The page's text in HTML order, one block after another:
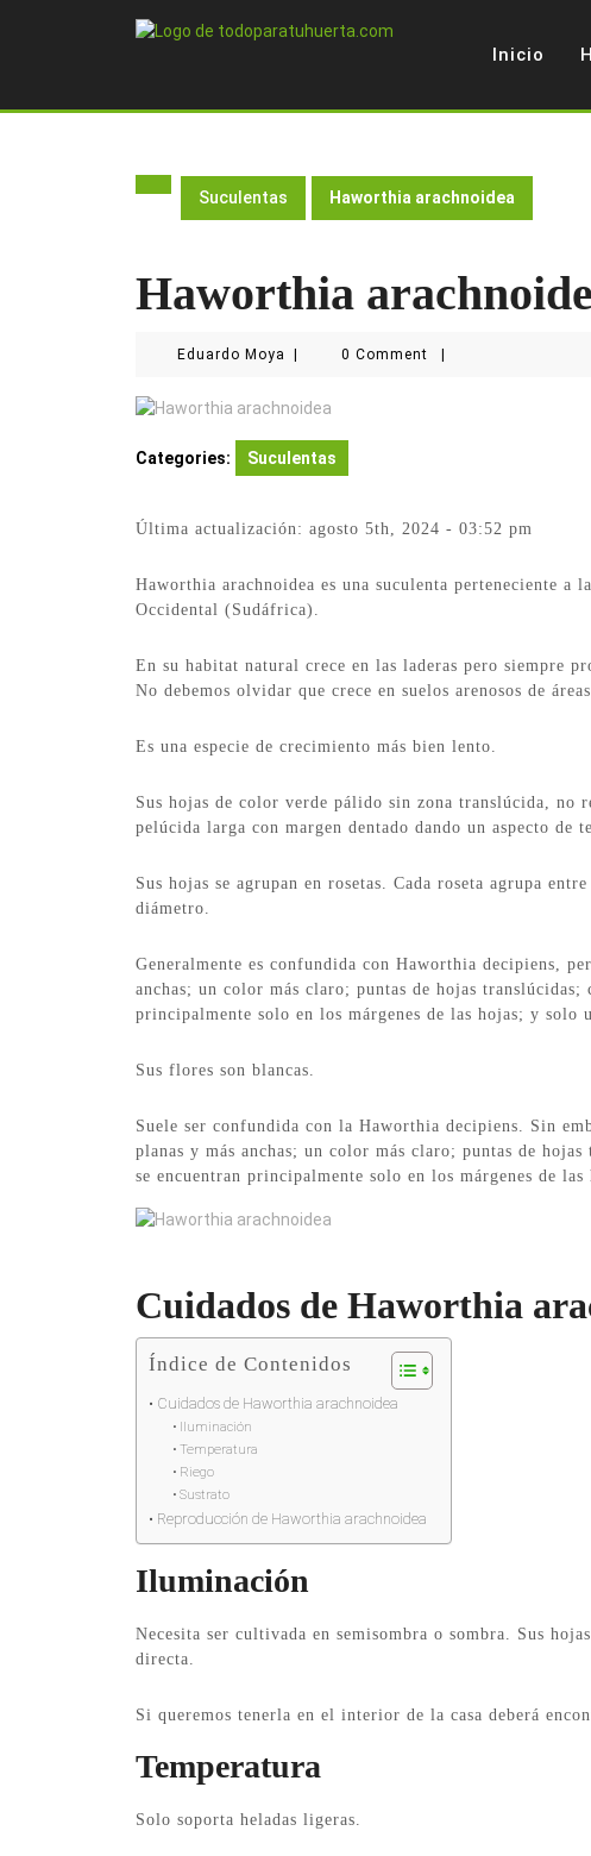
Inicio
Suculentas Haworthia arachnoidea
Haworthia
Eduardo Moya Eduardo0 Comment
Categories: Suculentas
Última actualización: agosto 5th, 2024 - 03:52 pm
Haworthia arachnoidea es una suculenta perteneciente a
Occidental (Sudáfrica).
En su habitat natural crece en las laderas pero siempre
No debemos olvidar que crece en suelos arenosos de áreas
Es una especie de crecimiento más bien lento.
Sus hojas de color verde pálido sin zona translúcida, no
pelúcida larga con margen dentado dando un​ aspecto de
Sus hojas se agrupan en rosetas. Cada roseta agrupa
diámetro.
Generalmente es confundida con Haworthia decipiens,
anchas; un color más claro; puntas de hojas translúcidas;
principalmente solo en los márgenes de las hojas; y solo
Sus flores son blancas.
Suele ser confundida con la Haworthia decipiens. Sin
planas y más anchas; un color más claro; puntas de
se encuentran principalmente solo en los márgenes de
Cuidados de Haworthia
Índice de Contenidos
Cuidados de Haworthia arachnoidea
Iluminación
Temperatura
Riego
Sustrato
Reproducción de Haworthia arachnoidea
Iluminación
Necesita ser cultivada en semisombra o sombra. Sus
directa.
Si queremos tenerla en el interior de la casa deberá
Temperatura
Solo soporta heladas ligeras.